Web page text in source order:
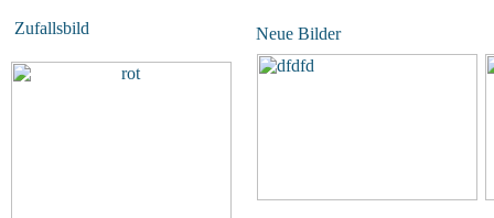
Zufallsbild Neue Bilder